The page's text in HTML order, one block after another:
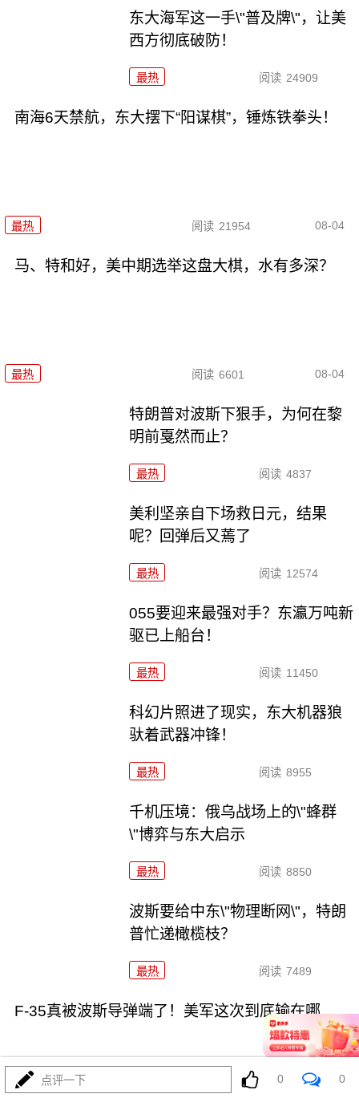
东大海军这一手\"普及牌\"，让美
西方彻底破防！
最热 阅读 24909
南海6天禁航，东大摆下“阳谋棋”，锤炼铁拳头！
最热 阅读 21954 08-04
马、特和好，美中期选举这盘大棋，水有多深？
最热 阅读 6601 08-04
特朗普对波斯下狠手，为何在黎
明前戛然而止？
最热 阅读 4837
美利坚亲自下场救日元，结果
呢？回弹后又蔫了
最热 阅读 12574
055要迎来最强对手？东瀛万吨新
驱已上船台！
最热 阅读 11450
科幻片照进了现实，东大机器狼
驮着武器冲锋！
最热 阅读 8955
千机压境：俄乌战场上的\"蜂群
\"博弈与东大启示
最热 阅读 8850
波斯要给中东\"物理断网\"，特朗
普忙递橄榄枝？
最热 阅读 7489
F-35真被波斯导弹端了！美军这次到底输在哪
点评一下 0 0